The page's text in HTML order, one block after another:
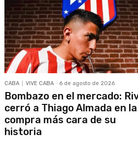
CABA VIVE CABA - 6 de agosto de 2026
Bombazo en el mercado:
cerró a Thiago Almada en la
compra más cara de su
historia